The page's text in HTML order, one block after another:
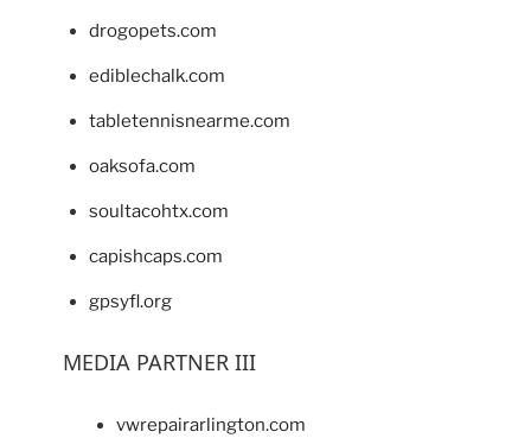
drogopets.com
ediblechalk.com
tabletennisnearme.com
oaksofa.com
soultacohtx.com
capishcaps.com
gpsyfl.org
MEDIA PARTNER III
vwrepairarlington.com